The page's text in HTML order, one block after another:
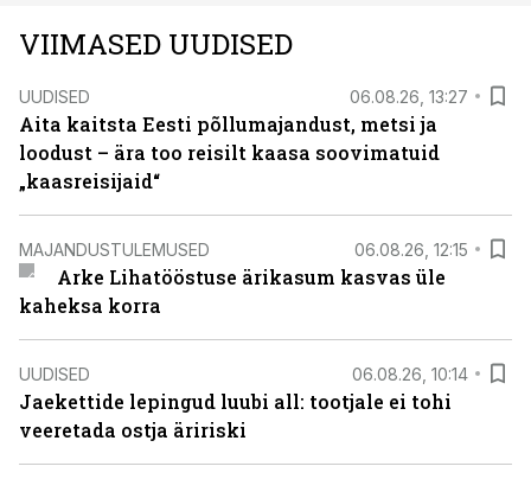
VIIMASED UUDISED
UUDISED 06.08.26, 13:27
Aita kaitsta Eesti põllumajandust, metsi ja
loodust – ära too reisilt kaasa soovimatuid
„kaasreisijaid“
MAJANDUSTULEMUSED 06.08.26, 12:15
Arke Lihatööstuse ärikasum kasvas üle
kaheksa korra
UUDISED 06.08.26, 10:14
Jaekettide lepingud luubi all: tootjale ei tohi
veeretada ostja äririski